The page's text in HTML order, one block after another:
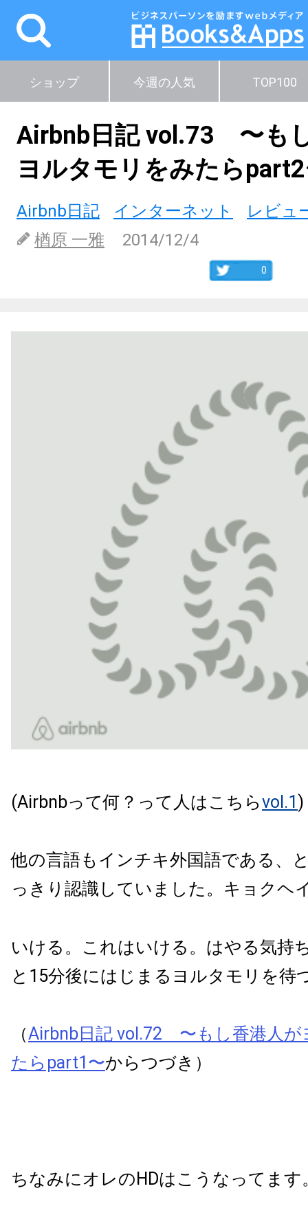
ショップ 今週の人気 TOP100
Airbnb日記 vol.73 〜も
ヨルタモリをみたら
Airbnb日記 インターネット
レビュ
楢原 一雅
2014/12/4
0
(Airbnbって何？って人はこちらvol.1)
他の言語もインチキ外国語である、
っきり認識していました。キョクヘ
いける。これはいける。はやる気持
と15分後にはじまるヨルタモリを待
（Airbnb日記 vol.72 〜もし香港人が
たらpart1〜からつづき）
ちなみにオレのHDはこうなってます